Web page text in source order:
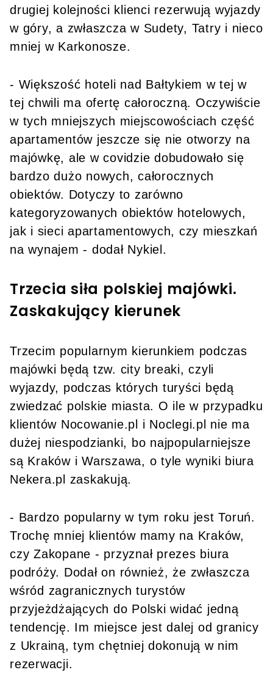
drugiej kolejności klienci rezerwują wyjazdy
w góry, a zwłaszcza w Sudety, Tatry i nieco
mniej w Karkonosze.
- Większość hoteli nad Bałtykiem w tej w
tej chwili ma ofertę całoroczną. Oczywiście
w tych mniejszych miejscowościach część
apartamentów jeszcze się nie otworzy na
majówkę, ale w covidzie dobudowało się
bardzo dużo nowych, całorocznych
obiektów. Dotyczy to zarówno
kategoryzowanych obiektów hotelowych,
jak i sieci apartamentowych, czy mieszkań
na wynajem - dodał Nykiel.
Trzecia siła polskiej majówki.
Zaskakujący kierunek
Trzecim popularnym kierunkiem podczas
majówki będą tzw. city breaki, czyli
wyjazdy, podczas których turyści będą
zwiedzać polskie miasta. O ile w przypadku
klientów Nocowanie.pl i Noclegi.pl nie ma
dużej niespodzianki, bo najpopularniejsze
są Kraków i Warszawa, o tyle wyniki biura
Nekera.pl zaskakują.
- Bardzo popularny w tym roku jest Toruń.
Trochę mniej klientów mamy na Kraków,
czy Zakopane - przyznał prezes biura
podróży. Dodał on również, że zwłaszcza
wśród zagranicznych turystów
przyjeżdżających do Polski widać jedną
tendencję. Im miejsce jest dalej od granicy
z Ukrainą, tym chętniej dokonują w nim
rezerwacji.